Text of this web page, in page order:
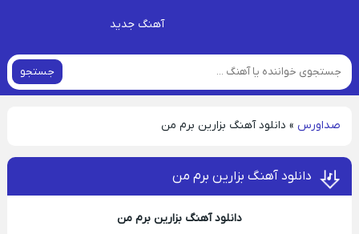
آهنگ جدید
جستجو
صداورس » دانلود آهنگ بزارین برم من
دانلود آهنگ بزارین برم من
دانلود آهنگ بزارین برم من